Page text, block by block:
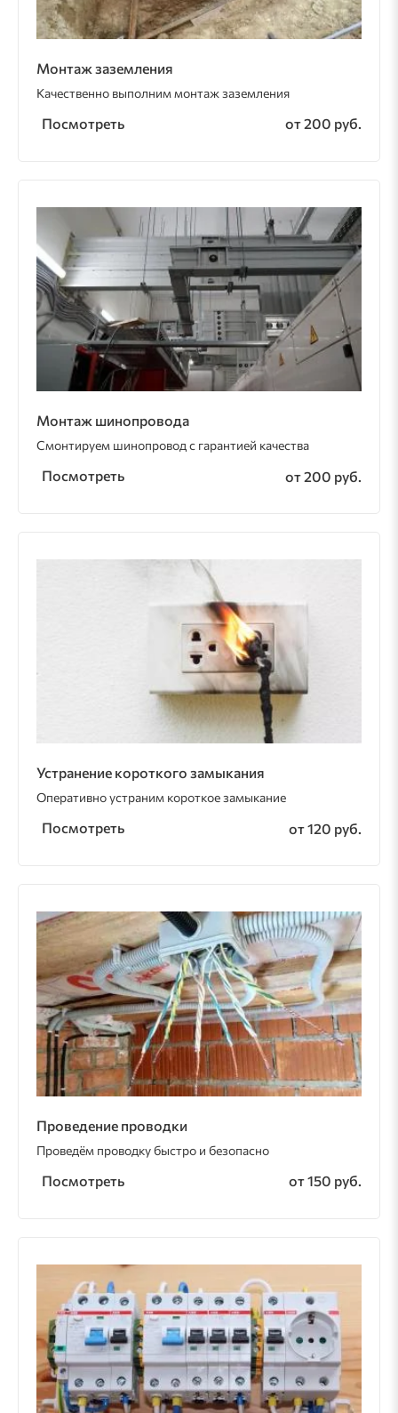
Монтаж заземления
Качественно выполним монтаж заземления
Посмотреть от 200 руб.
Монтаж шинопровода
Смонтируем шинопровод с гарантией качества
Посмотреть от 200 руб.
Устранение короткого замыкания
Оперативно устраним короткое замыкание
Посмотреть от 120 руб.
Проведение проводки
Проведём проводку быстро и безопасно
Посмотреть от 150 руб.